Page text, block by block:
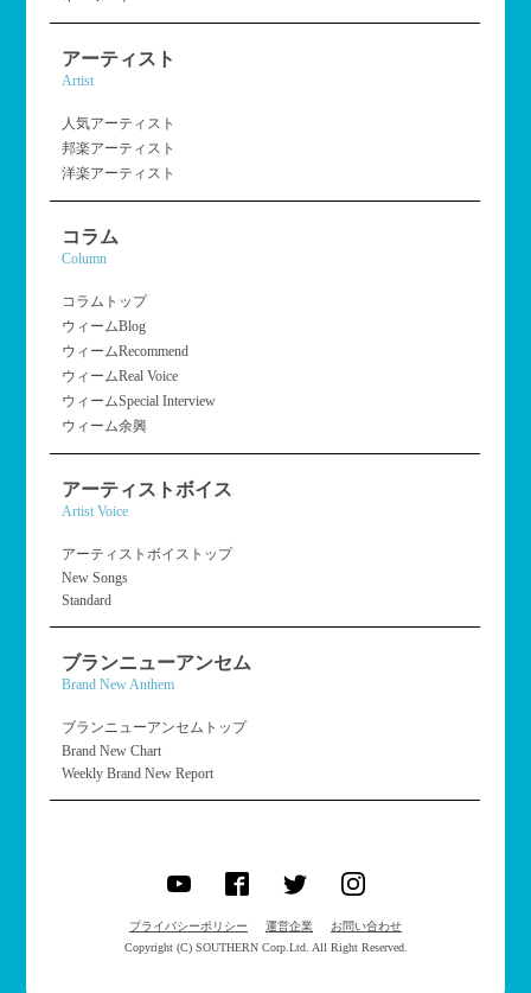
アーティスト
Artist
人気アーティスト
邦楽アーティスト
洋楽アーティスト
コラム
Column
コラムトップ
ウィームBlog
ウィームRecommend
ウィームReal Voice
ウィームSpecial Interview
ウィーム余興
アーティストボイス
Artist Voice
アーティストボイストップ
New Songs
Standard
ブランニューアンセム
Brand New Anthem
ブランニューアンセムトップ
Brand New Chart
Weekly Brand New Report
プライバシーポリシー 運営企業
お問い合わせ
Copyright (C) SOUTHERN Corp.Ltd. All Right Reserved.